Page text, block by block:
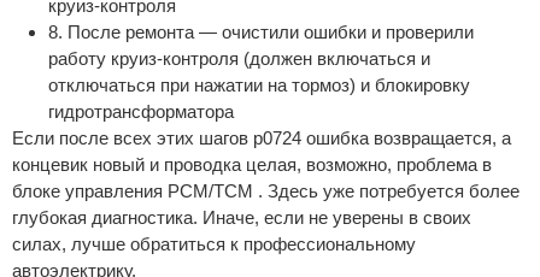
круиз-контроля
8. После ремонта — очистили ошибки и проверили
работу круиз-контроля (должен включаться и
отключаться при нажатии на тормоз) и блокировку
гидротрансформатора
Если после всех этих шагов p0724 ошибка возвращается, а
концевик новый и проводка целая, возможно, проблема в
блоке управления PCM/TCM . Здесь уже потребуется более
глубокая диагностика. Иначе, если не уверены в своих
силах, лучше обратиться к профессиональному
автоэлектрику.